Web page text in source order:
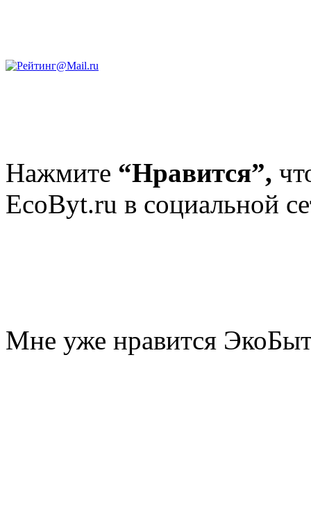
Нажмите “Нравится”,
EcoByt.ru в социальной
Мне уже нравится